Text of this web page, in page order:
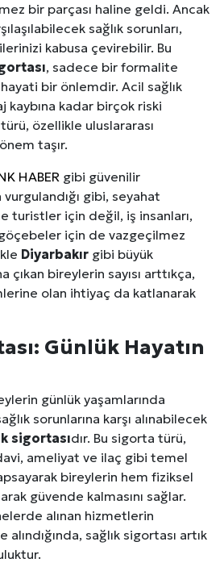
bir parçası haline geldi. Ancak
sağlık sorunları,
kabusa çevirebilir. Bu
, sadece bir formalite
bir önlemdir. Acil sağlık
kadar birçok riski
özellikle uluslararası
taşır.
HABER gibi güvenilir
gibi, seyahat
turistler için değil, iş insanları,
için de vazgeçilmez
Diyarbakır gibi büyük
çıkan bireylerin sayısı arttıkça,
olan ihtiyaç da katlanarak
Günlük Hayatın
günlük yaşamlarında
sorunlarına karşı alınabilecek
sigortasıdır. Bu sigorta türü,
ameliyat ve ilaç gibi temel
bireylerin hem fiziksel
güvende kalmasını sağlar.
alınan hizmetlerin
sağlık sigortası artık